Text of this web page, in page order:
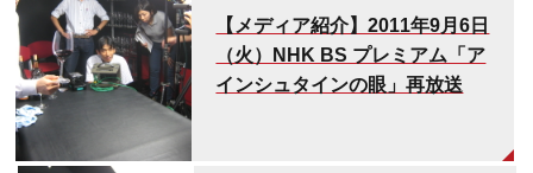
【メディア紹介】2011年9月6日
（火）NHK BS プレミアム「ア
インシュタインの眼」再放送